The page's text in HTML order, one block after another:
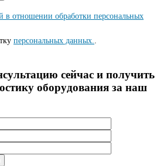
в отношении обработки персональных
персональных данных.
сейчас и полyчить
оборyдования за наш